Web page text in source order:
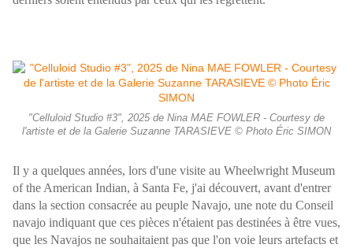
"Celluloid Studio #3", 2025 de Nina MAE FOWLER - Courtesy de
l'artiste et de la Galerie Suzanne TARASIEVE © Photo Éric SIMON
Il y a quelques années, lors d'une visite au Wheelwright Museum
of the American Indian, à Santa Fe, j'ai découvert, avant d'entrer
dans la section consacrée au peuple Navajo, une note du Conseil
navajo indiquant que ces pièces n'étaient pas destinées à être vues,
que les Navajos ne souhaitaient pas que l'on voie leurs artefacts et